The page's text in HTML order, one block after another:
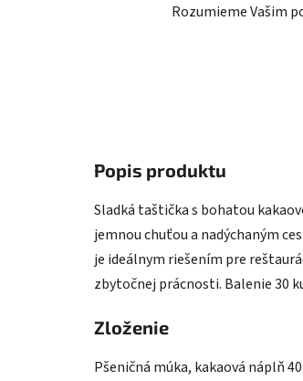
Rozumieme Vašim
Popis produktu
Sladká taštička s bohatou
jemnou chuťou a nadýchaným
je ideálnym riešením pre
zbytočnej prácnosti. Balenie 30
Zloženie
Pšeničná múka, kakaová náplň